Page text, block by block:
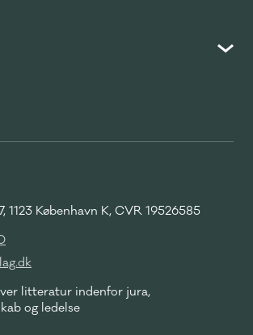
1123 København K, CVR 19526585
litteratur indenfor jura,
og ledelse